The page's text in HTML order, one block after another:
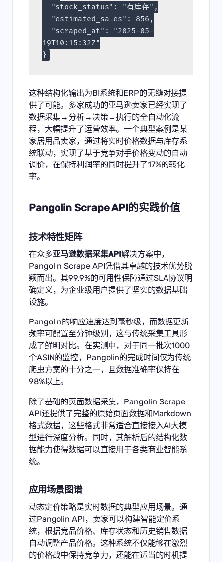
19T10:15:32Z"
}
这种结构化输出为BI系统和ERP的无缝对接提
供了可能。多家成功的亚马逊卖家已经实现了
数据采集→分析→决策→执行的全自动化流
程，大幅提升了运营效率。一个典型案例是某
家居用品卖家，通过将实时价格数据与库存系
统联动，实现了基于竞争对手价格变动的自动
调价，在保持利润率的同时提升了17%的转化
率。
Pangolin Scrape API的实践价值
技术特性矩阵
在众多亚马逊数据采集API解决方案中，
Pangolin Scrape API凭借其卓越的技术优势脱
颖而出。其99.9%的可用性保障通过SLA协议明
确定义，为企业级用户提供了坚实的数据基础
设施。
Pangolin的响应速度达到毫秒级，而数据更新
频率可配置至分钟级别，这与传统采集工具形
成了鲜明对比。在实测中，对于同一批次1000
个ASIN的监控，Pangolin的完成时间仅为传统
爬虫方案的十分之一，且数据准确率保持在
98%以上。
除了基础的页面数据采集，Pangolin Scrape
API还提供了完整的原始页面数据和Markdown
格式数据，这些格式非常适合直接接入AI大模
型进行深度分析。同时，其解析后的结构化数
据能力使得数据可以直接用于各类商业智能系
统。
应用场景图谱
动态定价策略是实时数据的典型应用场景。通
过Pangolin API，卖家可以构建智能定价系
统，根据竞品价格、库存状态和历史销售数据
自动调整产品价格。这种系统不仅能够在激烈
的价格战中保持竞争力，还能在适当的时机提